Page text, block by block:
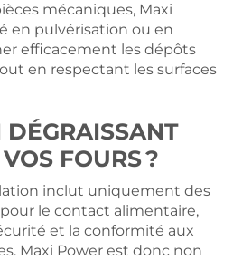
mécaniques, Maxi
en pulvérisation ou en
efficacement les dépôts
en respectant les surfaces
DÉGRAISSANT
FOURS ?
inclut uniquement des
le contact alimentaire,
et la conformité aux
Maxi Power est donc non